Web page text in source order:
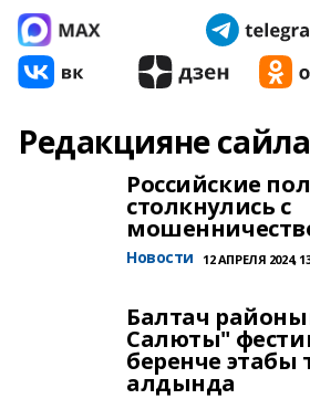
Редакцияне
Российские
столкнулись с
Новости 12 АПРЕЛЯ 2024,
Балтач
Салюты"
беренче
алдында